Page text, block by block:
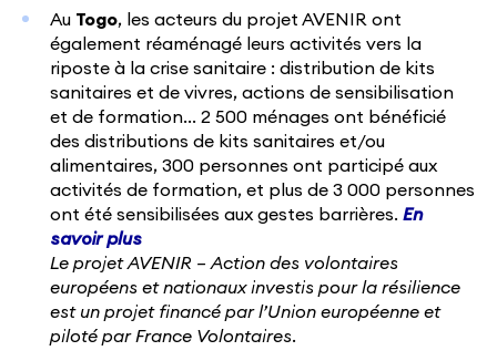
Au Togo, les acteurs du projet AVENIR ont
également réaménagé leurs activités vers la
riposte à la crise sanitaire : distribution de kits
sanitaires et de vivres, actions de sensibilisation
et de formation… 2 500 ménages ont bénéficié
des distributions de kits sanitaires et/ou
alimentaires, 300 personnes ont participé aux
activités de formation, et plus de 3 000 personnes
ont été sensibilisées aux gestes barrières. En
savoir plus
Le projet AVENIR – Action des volontaires
européens et nationaux investis pour la résilience
est un projet financé par l’Union européenne et
piloté par France Volontaires.